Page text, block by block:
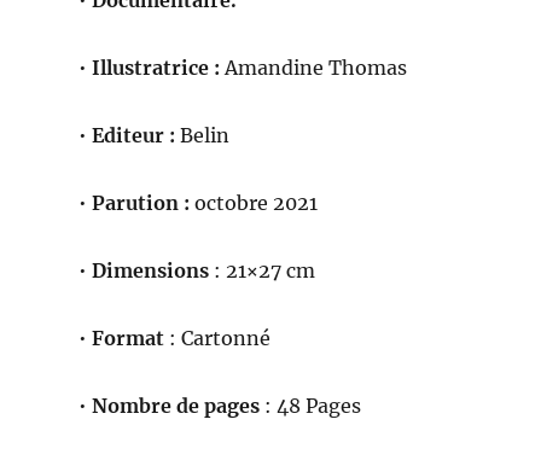
• Illustratrice :Amandine Thomas
• Editeur : Belin
• Parution : octobre 2021
• Dimensions: 21×27 cm
• Format: Cartonné
• Nombre de pages: 48 Pages